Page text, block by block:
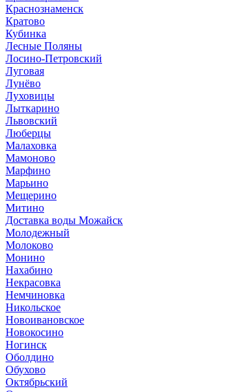
Краснознаменск
Кратово
Кубинка
Лесные Поляны
Лосино-Петровский
Луговая
Лунёво
Луховицы
Лыткарино
Львовский
Люберцы
Малаховка
Мамоново
Марфино
Марьино
Мещерино
Митино
Доставка воды Можайск
Молодежный
Молоково
Монино
Нахабино
Некрасовка
Немчиновка
Никольское
Новоивановское
Новокосино
Ногинск
Оболдино
Обухово
Октябрьский